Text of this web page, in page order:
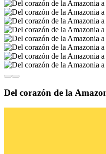
Del corazón de la